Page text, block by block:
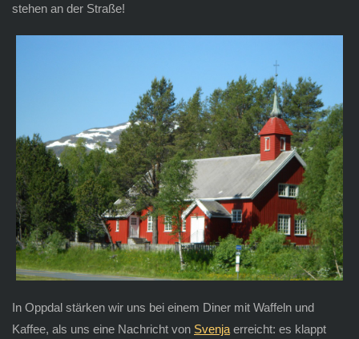
stehen an der Straße!
In Oppdal stärken wir uns bei einem Diner mit Waffeln und
Kaffee, als uns eine Nachricht von Svenjaerreicht: es klappt